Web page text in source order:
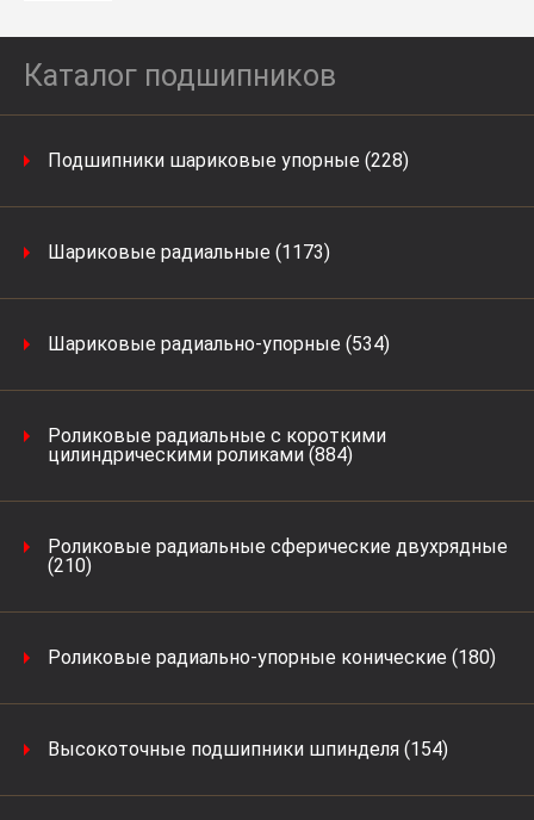
Каталог подшипников
Подшипники шариковые упорные (228)
Шариковые радиальные (1173)
Шариковые радиально-упорные (534)
Роликовые радиальные с короткими
цилиндрическими роликами (884)
Роликовые радиальные сферические двухрядные
(210)
Роликовые радиально-упорные конические (180)
Высокоточные подшипники шпинделя (154)